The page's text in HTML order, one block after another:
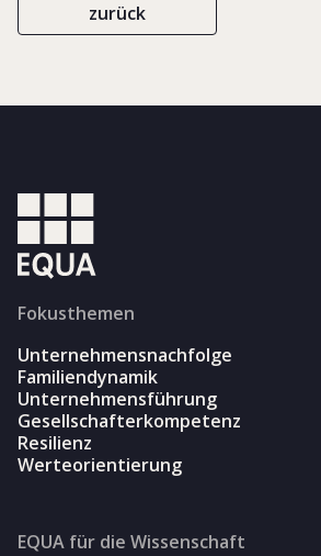
zurück
Fokusthemen
Unternehmensnachfolge
Familiendynamik
Unternehmensführung
Gesellschafterkompetenz
Resilienz
Werteorientierung
EQUA für die Wissenschaft